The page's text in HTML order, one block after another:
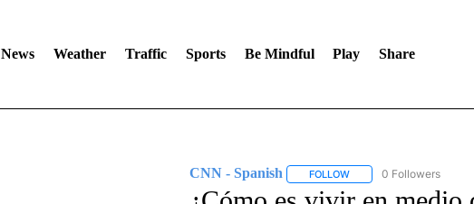
News Weather Traffic Sports Be Mindful Play Share
CNN - Spanish FOLLOWFOLLOW "CNN -
0 Followers